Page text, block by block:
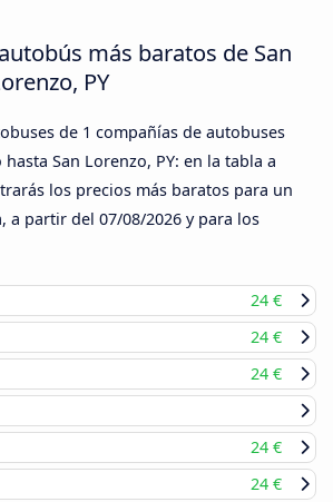
más baratos de San
PY
de 1 compañías de autobuses
San Lorenzo, PY: en la tabla a
los precios más baratos para un
a partir del 07/08/2026 y para los
24 €
24 €
24 €
24 €
24 €